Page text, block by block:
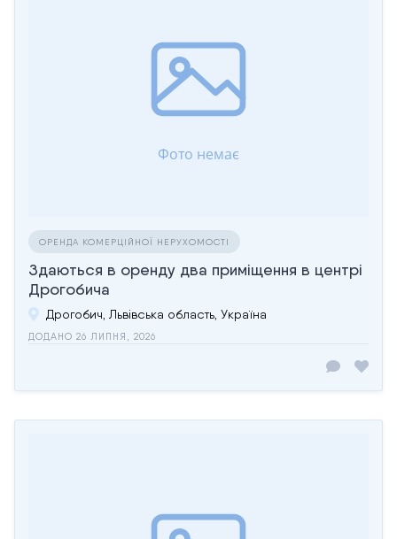
ОРЕНДА КОМЕРЦІЙНОЇ НЕРУХОМОСТІ
Здаються в оренду два приміщення в центрі
Дрогобича
Дрогобич, Львівська область, Україна
ДОДАНО 26 ЛИПНЯ, 2026